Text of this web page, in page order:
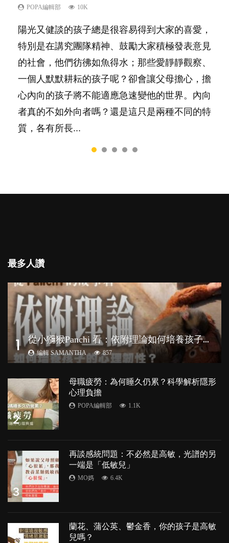
POPA編輯部 10K
陽光又健談的孩子總是很容易得到大家的喜愛，
特別是在講究團隊精神、鼓勵大家積極發表意見
的社會，他們彷彿如魚得水；那些愛靜靜觀察、
一個人默默耕耘的孩子呢？卻會讓父母擔心，擔
心內向的孩子將不能適應急速變他的世界。內向
者真的不如外向者嗎？還是這只是兩種不同的特
質，各有所長...
POPA編輯部 22.9K
你是不是也曾經以為只要跟相愛的人結婚，就自
然能走到白頭，但生了孩子卻發現事情不如你所
料？ 經營婚姻，不如我們想像的簡單，卻也不
是大家說得那麼難。一起來認識婚姻的真相！...
POPA編輯部 16.3K
相信許多人初為人父母，由懷孕開始到孩子呱呱
落地，心中都有數之不盡的問題～這裡一次過集
合我們以往製作過的相關短片。 這段路讓我們
跟你同行～...
POPA編輯部 9.9K
有人話學多種語言越早開始越好，有人卻說一時
間太多語言，會令孩子感到混淆，到底誰是誰
非？聽聽專家怎樣說，解開語言學習的迷思～...
POPA編輯部 7.9K
很多父母都希望孩子係個「叻仔叻女」，學業別
太差，日常自理井井有條。這樣的孩子是萬中無
一，還是魚與熊掌，不能兼得？...
最多人讚
1 從
小獼猴Panchi 看：依附理論如何培養孩子心理韌性？
編輯 SAMANTHA 857
2
母職疲勞：為何睡久仍累？科學解析隱形
心理負擔
POPA編輯部 1.1K
3
再談感統問題：不必然是高敏，光譜的另
一端是「低敏兒」
MO媽 6.4K
蘭花、蒲公英、鬱金香，你的孩子是高敏
兒嗎？